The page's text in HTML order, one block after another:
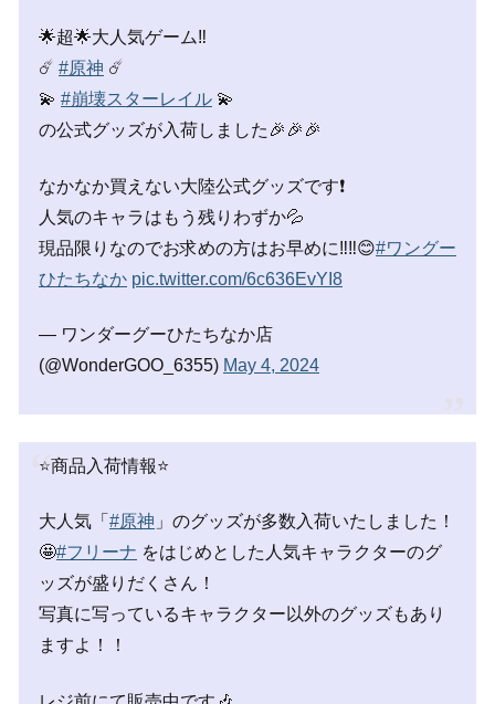
🌟超🌟大人気ゲーム‼️
☄️ #原神 ☄️
💫 #崩壊スターレイル 💫
の公式グッズが入荷しました🎉🎉🎉
なかなか買えない大陸公式グッズです❗️
人気のキャラはもう残りわずか💦
現品限りなのでお求めの方はお早めに‼️‼️😊#ワングー
ひたちなか pic.twitter.com/6c636EvYI8
— ワンダーグーひたちなか店
(@WonderGOO_6355) May 4, 2024
⭐️商品入荷情報⭐️
大人気「 #原神 」のグッズが多数入荷いたしました！
🤩#フリーナ をはじめとした人気キャラクターのグ
ッズが盛りだくさん！
写真に写っているキャラクター以外のグッズもあり
ますよ！！